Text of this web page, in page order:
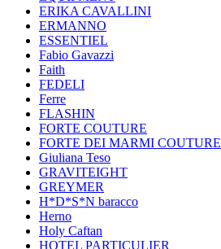
ERIKA CAVALLINI
ERMANNO
ESSENTIEL
Fabio Gavazzi
Faith
FEDELI
Ferre
FLASHIN
FORTE COUTURE
FORTE DEI MARMI COUTURE
Giuliana Teso
GRAVITEIGHT
GREYMER
H*D*S*N baracco
Herno
Holy Caftan
HOTEL PARTICULIER